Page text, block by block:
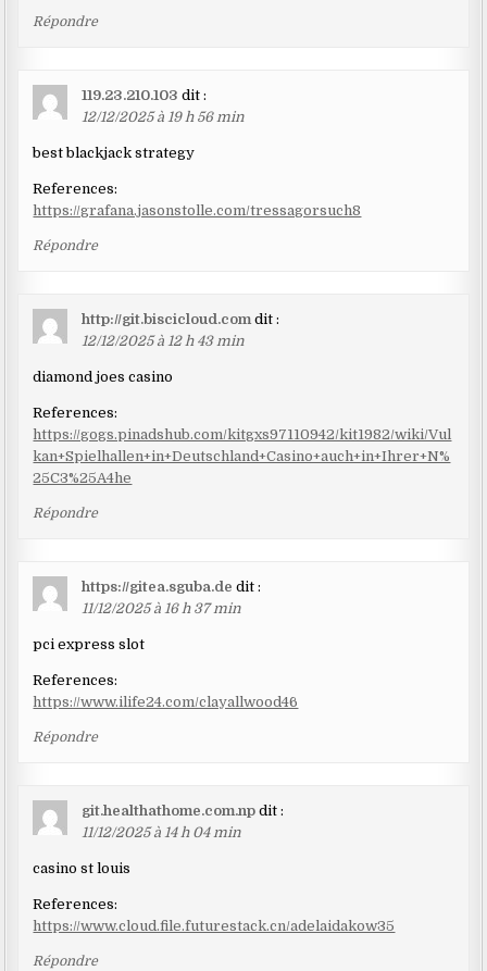
Répondre
119.23.210.103 dit :
12/12/2025 à 19 h 56 min
best blackjack strategy
References:
https://grafana.jasonstolle.com/tressagorsuch8
Répondre
http://git.biscicloud.com dit :
12/12/2025 à 12 h 43 min
diamond joes casino
References:
https://gogs.pinadshub.com/kitgxs97110942/kit1982/wiki/Vul
kan+Spielhallen+in+Deutschland+Casino+auch+in+Ihrer+N%
25C3%25A4he
Répondre
https://gitea.sguba.de dit :
11/12/2025 à 16 h 37 min
pci express slot
References:
https://www.ilife24.com/clayallwood46
Répondre
git.healthathome.com.np dit :
11/12/2025 à 14 h 04 min
casino st louis
References:
https://www.cloud.file.futurestack.cn/adelaidakow35
Répondre